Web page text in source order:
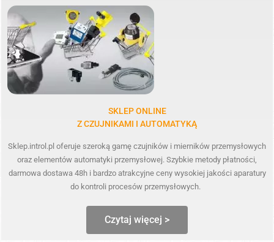
SKLEP ONLINE
Z CZUJNIKAMI I AUTOMATYKĄ
Sklep.introl.pl oferuje szeroką gamę czujników i mierników przemysłowych
oraz elementów automatyki przemysłowej. Szybkie metody płatności,
darmowa dostawa 48h i bardzo atrakcyjne ceny wysokiej jakości aparatury
do kontroli procesów przemysłowych.
Czytaj więcej >